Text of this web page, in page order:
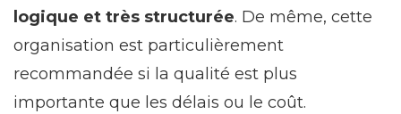
logique et très structurée. De même, cette
organisation est particulièrement
recommandée si la qualité est plus
importante que les délais ou le coût.